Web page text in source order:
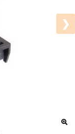
❯